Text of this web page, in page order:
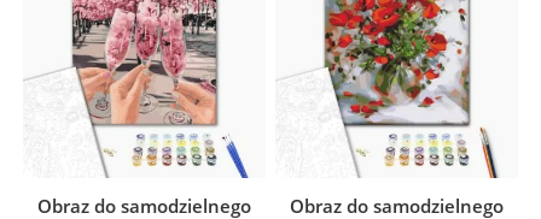
Obraz do samodzielnego
Obraz do samodzielnego